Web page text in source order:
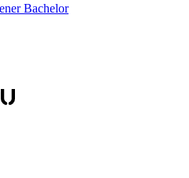
Bachelor